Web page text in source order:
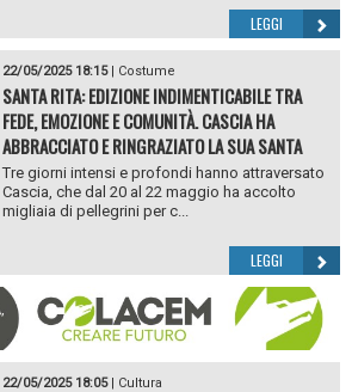
LEGGI
22/05/2025 18:15| Costume
SANTA RITA: EDIZIONE INDIMENTICABILE TRA
FEDE, EMOZIONE E COMUNITÀ. CASCIA HA
ABBRACCIATO E RINGRAZIATO LA SUA SANTA
Tre giorni intensi e profondi hanno attraversato
Cascia, che dal 20 al 22 maggio ha accolto
migliaia di pellegrini per c...
LEGGI
22/05/2025 18:05| Cultura